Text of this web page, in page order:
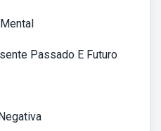
Passado E Futuro